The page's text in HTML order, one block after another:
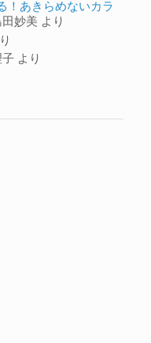
！あきらめないカラ
妙美 より
より